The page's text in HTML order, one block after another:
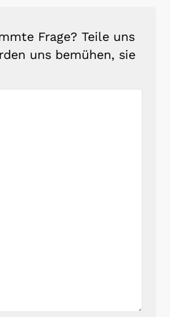
Frage? Teile uns
uns bemühen, sie